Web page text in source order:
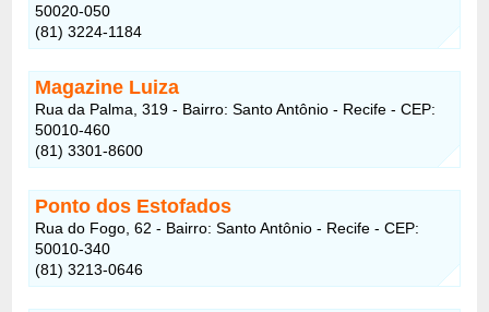
50020-050
(81) 3224-1184
Magazine Luiza
Rua da Palma, 319 - Bairro: Santo Antônio - Recife - CEP:
50010-460
(81) 3301-8600
Ponto dos Estofados
Rua do Fogo, 62 - Bairro: Santo Antônio - Recife - CEP:
50010-340
(81) 3213-0646